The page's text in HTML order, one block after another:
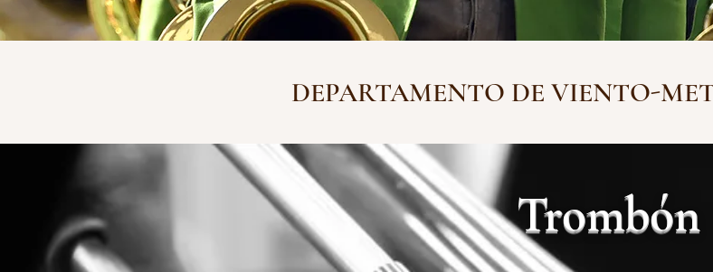
DEPARTAMENTO DE VIENTO-
Trombón